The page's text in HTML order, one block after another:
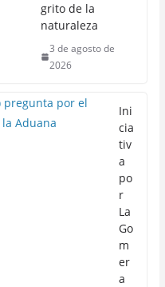
grito de la
naturaleza
3 de agosto de
2026
Ini
cia
tiv
a
po
r
La
Go
m
er
a